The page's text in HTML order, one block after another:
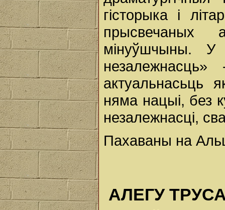
гісторыка і
прысвечаных
мінуўшчыны.
актуальнасьць
няма нацыі, без
незалежнасці,
Пахаваны на
АЛЕГУ